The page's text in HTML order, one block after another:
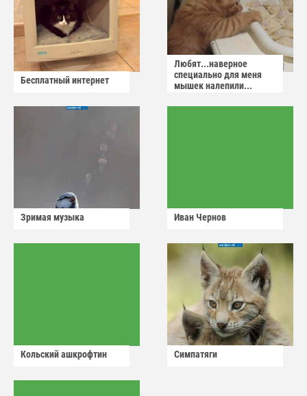
Бесплатный интернет
Любят...наверное
специально для меня
мышек налепили...
Зримая музыка Иван Чернов
Кольский ашкрофтин Симпатяги